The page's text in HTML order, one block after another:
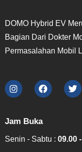
DOMO Hybrid EV
Bagian Dari Dokter
Permasalahan Mobil
Jam Buka
Senin - Sabtu : 09.00